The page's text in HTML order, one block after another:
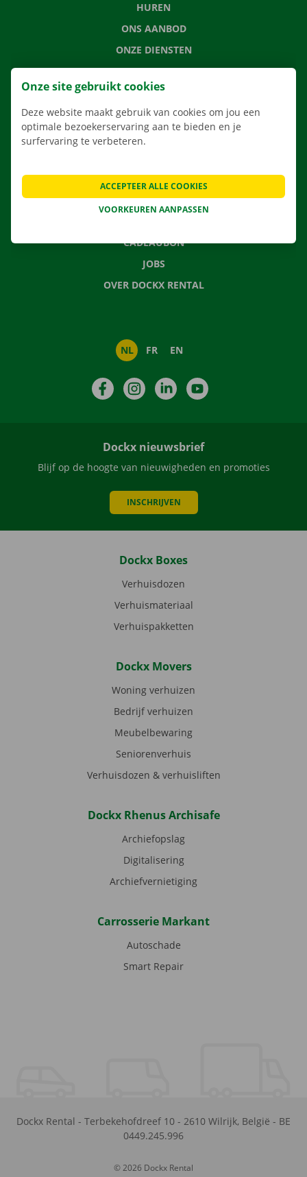
HUREN
ONS AANBOD
ONZE DIENSTEN
LOCATIES
APP
VERHUISOPLOSSINGEN
CONTACTEER ONS
VEELGESTELDE VRAGEN
CADEAUBON
JOBS
OVER DOCKX RENTAL
NL FR EN
FacebookInstagramLinkedIn
Dockx nieuwsbrief
Blijf op de hoogte van nieuwigheden en promoties
INSCHRIJVEN
Dockx Boxes
Verhuisdozen
Verhuismateriaal
Verhuispakketten
Dockx Movers
Woning verhuizen
Bedrijf verhuizen
Meubelbewaring
Seniorenverhuis
Verhuisdozen & verhuisliften
Dockx Rhenus Archisafe
Archiefopslag
Digitalisering
Archiefvernietiging
Carrosserie Markant
Autoschade
Smart Repair
Dockx Rental - Terbekehofdreef 10 - 2610 Wilrijk, België - BE
0449.245.996
© 2026 Dockx Rental
Onze site gebruikt cookies
Deze website maakt gebruik van cookies om jou een
optimale bezoekerservaring aan te bieden en je
surfervaring te verbeteren.
VOORKEUREN AANPASSEN
ACCEPTEER ALLE COOKIES